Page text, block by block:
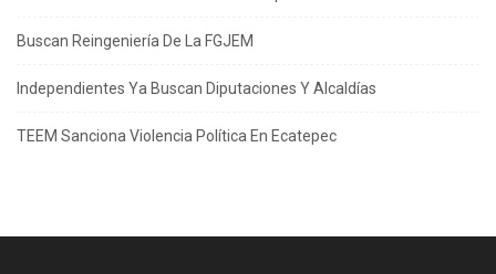
Buscan Reingeniería De La FGJEM
Independientes Ya Buscan Diputaciones Y Alcaldías
TEEM Sanciona Violencia Política En Ecatepec